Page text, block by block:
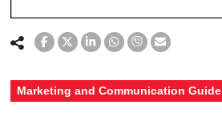
Marketing and Communication Guide